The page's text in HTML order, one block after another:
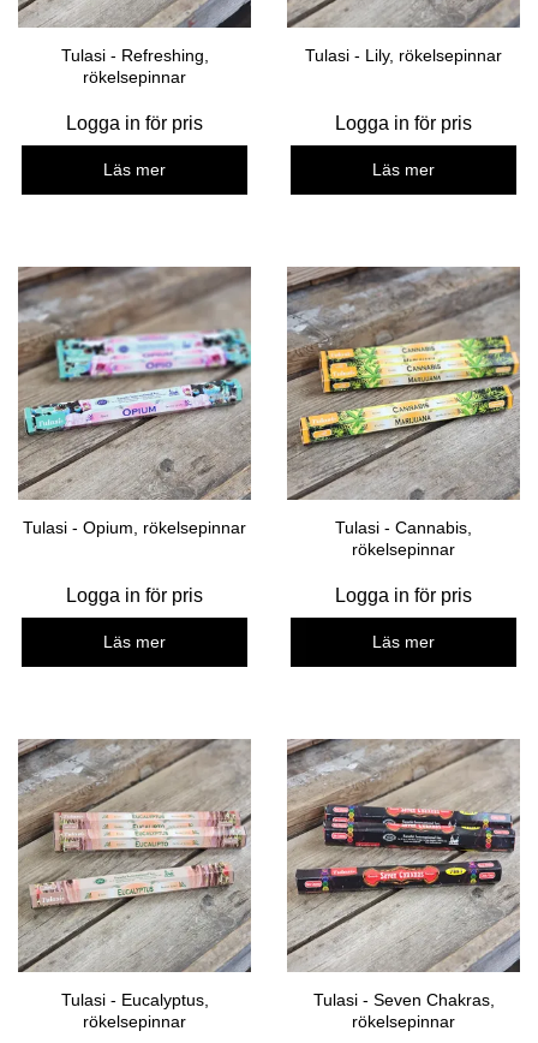
Tulasi - Refreshing,
rökelsepinnar
Logga in för pris
Läs mer
Tulasi - Lily, rökelsepinnar
Logga in för pris
Läs mer
Tulasi - Opium, rökelsepinnar
Logga in för pris
Läs mer
Tulasi - Cannabis,
rökelsepinnar
Logga in för pris
Läs mer
Tulasi - Eucalyptus,
rökelsepinnar
Tulasi - Seven Chakras,
rökelsepinnar